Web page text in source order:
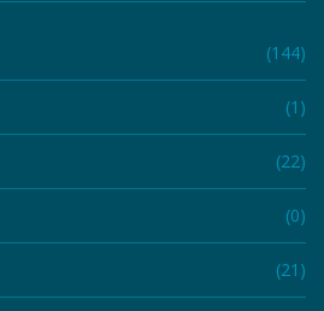
(144)
(1)
(22)
(0)
(21)